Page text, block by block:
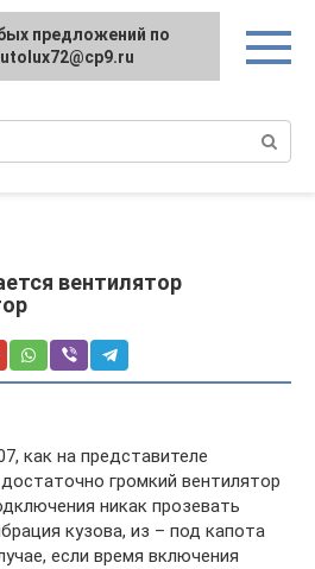
и
вентилятор
как на представителе
громкий вентилятор
никак прозевать
кузова, из – под капота
если время включения
предложений по